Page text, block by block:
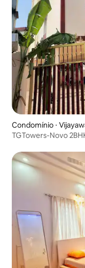
Condomínio ⋅
TGTowers-Novo